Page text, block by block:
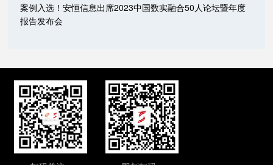
案例入选！安恒信息出席2023中国数实融合50人论坛暨年度
报告发布会